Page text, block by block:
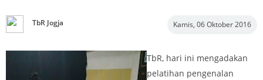
TbR Jogja Kamis, 06 Oktober 2016
TbR, hari ini mengadakan
pelatihan pengenalan